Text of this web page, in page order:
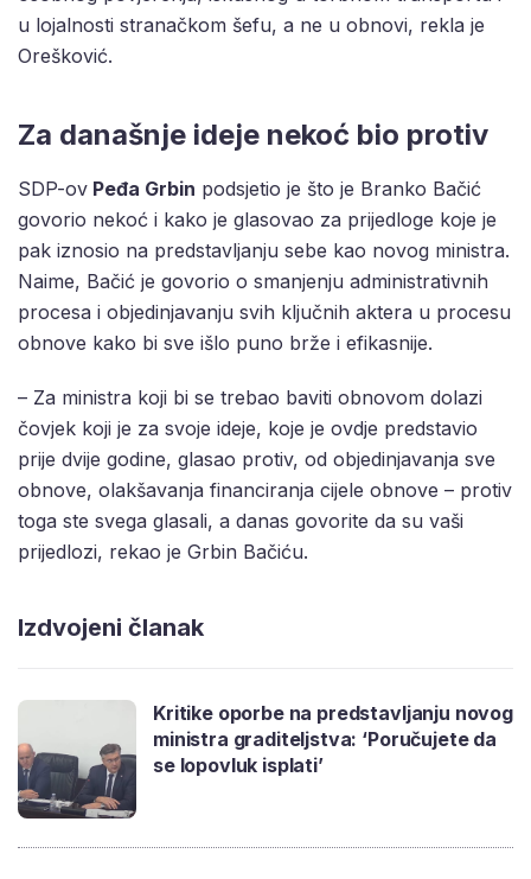
u lojalnosti stranačkom šefu, a ne u obnovi, rekla je
Orešković.
Za današnje ideje nekoć bio protiv
SDP-ov Peđa Grbin podsjetio je što je Branko Bačić
govorio nekoć i kako je glasovao za prijedloge koje je
pak iznosio na predstavljanju sebe kao novog ministra.
Naime, Bačić je govorio o smanjenju administrativnih
procesa i objedinjavanju svih ključnih aktera u procesu
obnove kako bi sve išlo puno brže i efikasnije.
– Za ministra koji bi se trebao baviti obnovom dolazi
čovjek koji je za svoje ideje, koje je ovdje predstavio
prije dvije godine, glasao protiv, od objedinjavanja sve
obnove, olakšavanja financiranja cijele obnove – protiv
toga ste svega glasali, a danas govorite da su vaši
prijedlozi, rekao je Grbin Bačiću.
Izdvojeni članak
Kritike oporbe na predstavljanju novog
ministra graditeljstva: ‘Poručujete da
se lopovluk isplati’